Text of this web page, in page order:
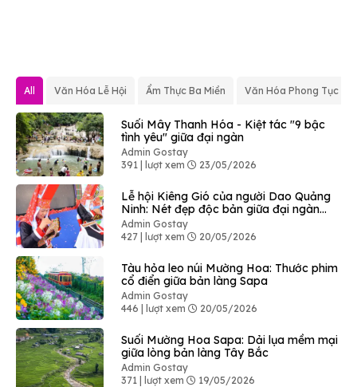
All Văn Hóa Lễ Hội Ẩm Thực Ba Miền Văn Hóa Phong Tục
Suối Mây Thanh Hóa - Kiệt tác "9 bậc
tình yêu" giữa đại ngàn
Admin Gostay
391 | lượt xem
23/05/2026
Lễ hội Kiêng Gió của người Dao Quảng
Ninh: Nét đẹp độc bản giữa đại ngàn
Bình Liêu
Admin Gostay
427 | lượt xem
20/05/2026
Tàu hỏa leo núi Mường Hoa: Thước phim
cổ điển giữa bản làng Sapa
Admin Gostay
446 | lượt xem
20/05/2026
Suối Mường Hoa Sapa: Dải lụa mềm mại
giữa lòng bản làng Tây Bắc
Admin Gostay
371 | lượt xem
19/05/2026